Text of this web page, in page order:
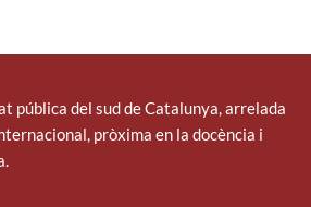
pública del sud de Catalunya, arrelada
pròxima en la docència i